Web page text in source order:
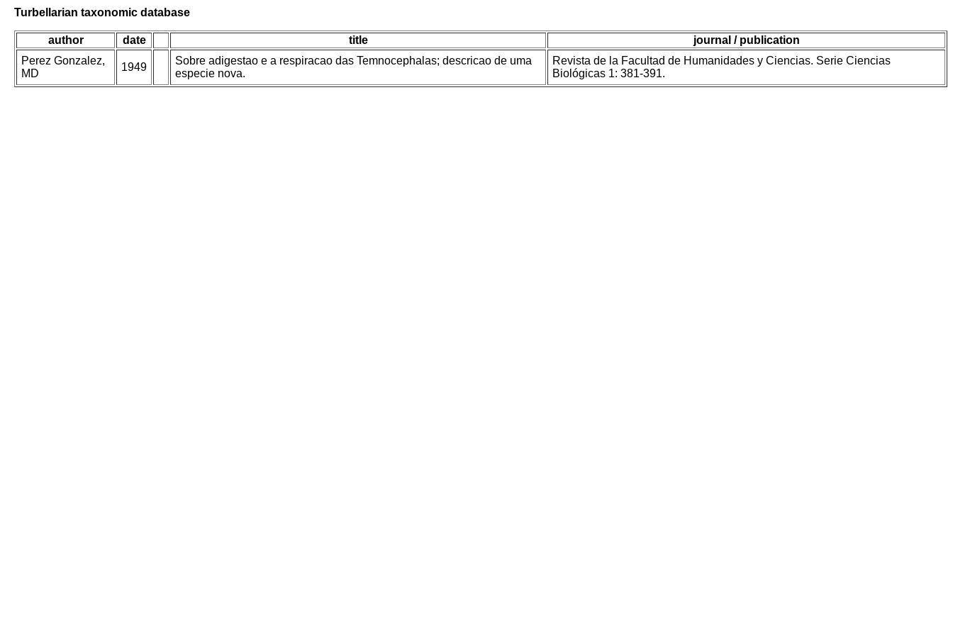
Turbellarian taxonomic database
author date title
journal / publication
Perez Gonzalez,
MD
1949
Sobre adigestao e a respiracao das Temnocephalas; descricao de uma
especie nova.
Revista de la Facultad de Humanidades y Ciencias. Serie Ciencias
Biológicas 1: 381-391.